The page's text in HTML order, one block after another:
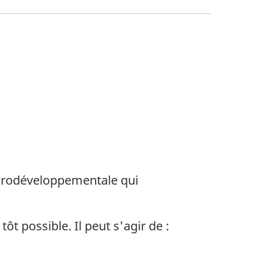
qui
possible. Il peut s'agir de :